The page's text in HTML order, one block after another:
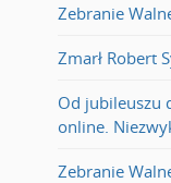
Zebranie
Zmarł Robert
Od jubileuszu
online.
Zebranie